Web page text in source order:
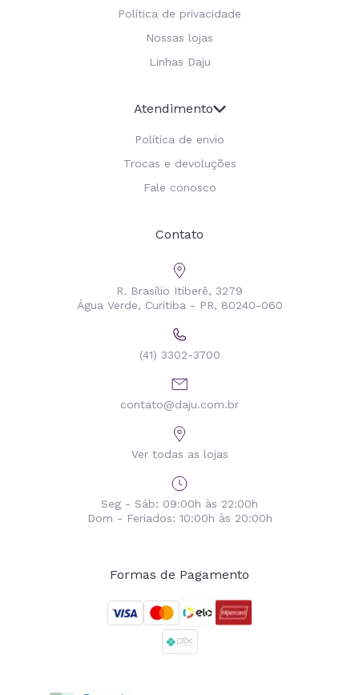
Política de privacidade
Nossas lojas
Linhas Daju
Atendimento
Política de envio
Trocas e devoluções
Fale conosco
Contato
R. Brasílio Itiberê, 3279
Água Verde, Curitiba - PR, 80240-060
(41) 3302-3700
contato@daju.com.br
Ver todas as lojas
Seg - Sáb: 09:00h às 22:00h
Dom - Feriados: 10:00h às 20:00h
Formas de Pagamento